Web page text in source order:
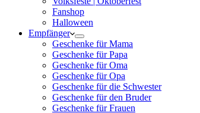
Fanshop
Halloween
Empfänger
Geschenke für Mama
Geschenke für Papa
Geschenke für Oma
Geschenke für Opa
Geschenke für die Schwester
Geschenke für den Bruder
Geschenke für Frauen